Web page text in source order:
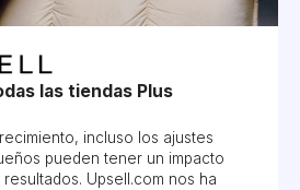
las tiendas Plus
incluso los ajustes
pueden tener un impacto
Upsell.com nos ha